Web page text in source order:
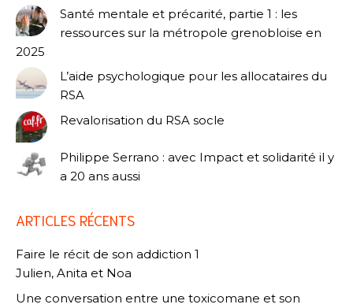
Santé mentale et précarité, partie 1 : les
ressources sur la métropole grenobloise en
2025
L’aide psychologique pour les allocataires du
RSA
Revalorisation du RSA socle
Philippe Serrano : avec Impact et solidarité il y
a 20 ans aussi
ARTICLES RÉCENTS
Faire le récit de son addiction 1
Julien, Anita et Noa
Une conversation entre une toxicomane et son